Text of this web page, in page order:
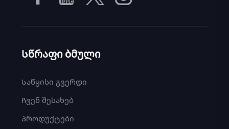
Სწრაფი ბმული
Საწყისი გვერდი
Ჩვენ შესახებ
Პროდუქტები